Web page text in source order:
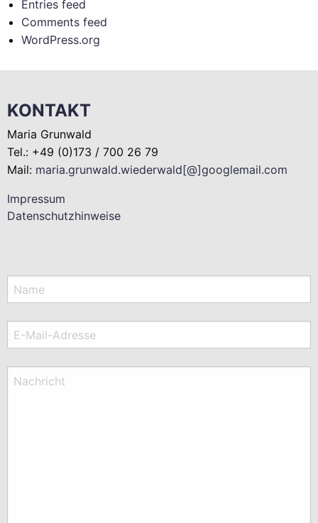
Entries feed
Comments feed
WordPress.org
KONTAKT
Maria Grunwald
Tel.: +49 (0)173 / 700 26 79
Mail: maria.grunwald.wiederwald[@]googlemail.com
Impressum
Datenschutzhinweise
Name
E-Mail-Adresse
Nachricht